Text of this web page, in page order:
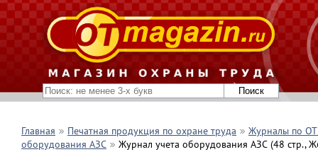
Главная Печатная продукция по охране труда
Журналы по
оборудования АЗС
Журнал учета оборудования АЗС (48 стр.,